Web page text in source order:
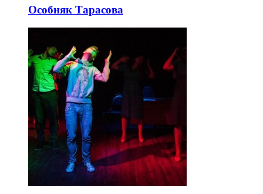
Особняк Тарасова